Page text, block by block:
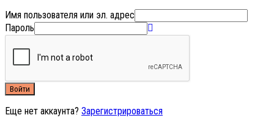
Имя пользователя или эл. адрес
Пароль
Войти
Еще нет аккаунта? Зарегистрироваться